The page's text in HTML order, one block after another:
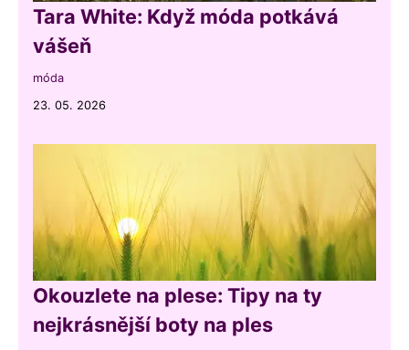
Tara White: Když móda potkává
vášeň
móda
23. 05. 2026
Okouzlete na plese: Tipy na ty
nejkrásnější boty na ples